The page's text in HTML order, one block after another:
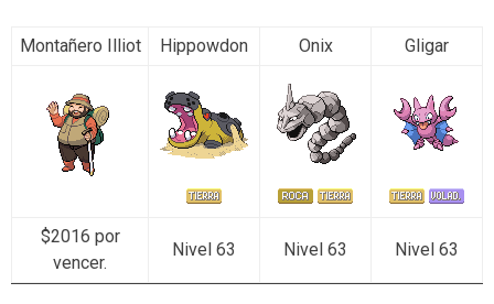
Montañero Illiot Hippowdon Onix Gligar
$2016 por
vencer.
Nivel 63 Nivel 63 Nivel 63